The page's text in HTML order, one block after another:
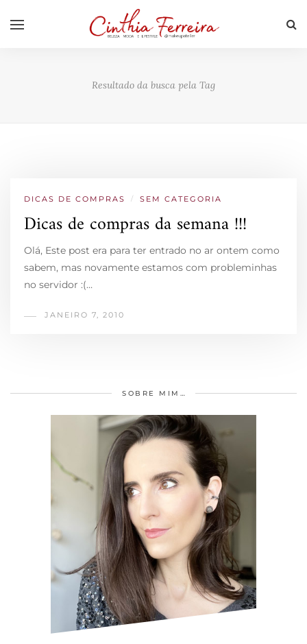
Resultado da busca pela Tag
DICAS DE COMPRAS / SEM CATEGORIA
Dicas de compras da semana !!!
Olá, Este post era para ter entrado no ar ontem como
sabem, mas novamente estamos com probleminhas
no servidor :(…
JANEIRO 7, 2010
SOBRE MIM…